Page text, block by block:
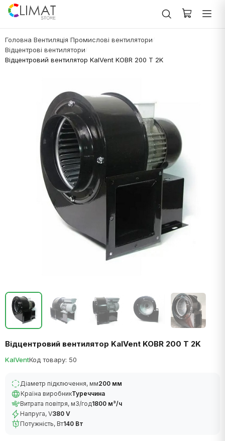
Головна Вентиляція Промислові вентилятори
Відцентрові вентилятори
Відцентровий вентилятор KalVent KOBR 200 T 2K
Відцентровий вентилятор KalVent KOBR 200 T 2K
KalVentКод товару: 50
Діаметр підключення, мм200 мм
Країна виробникТуреччина
Витрата повітря, м3/год1800 м³/ч
Напруга, V380 V
Потужність, Вт140 Вт